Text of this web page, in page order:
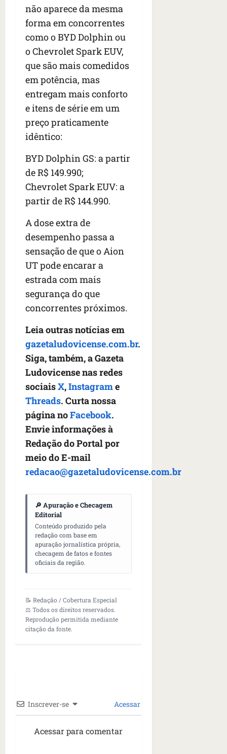
não aparece da mesma
forma em concorrentes
como o BYD Dolphin ou
o Chevrolet Spark EUV,
que são mais comedidos
em potência, mas
entregam mais conforto
e itens de série em um
preço praticamente
idêntico:
BYD Dolphin GS: a partir
de R$ 149.990;
Chevrolet Spark EUV: a
partir de R$ 144.990.
A dose extra de
desempenho passa a
sensação de que o Aion
UT pode encarar a
estrada com mais
segurança do que
concorrentes próximos.
Leia outras notícias em
gazetaludovicense.com.br.
Siga, também, a Gazeta
Ludovicense nas redes
sociaisX,Instagrame
Threads. Curta nossa
página noFacebook.
Envie informações à
Redação do Portal por
meio do E-mail
redacao@gazetaludovicense.com.br
🔎 Apuração e Checagem
Editorial
Conteúdo produzido pela
redação com base em
apuração jornalística própria,
checagem de fatos e fontes
oficiais da região.
📝 Redação / Cobertura Especial
⚖️ Todos os direitos reservados.
Reprodução permitida mediante
citação da fonte.
Inscrever-se Acessar
Acessar para comentar